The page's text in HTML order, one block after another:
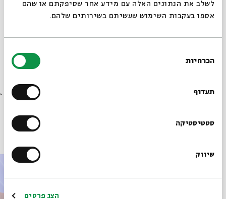
לשלב את הנתונים האלה עם מידע אחר שסיפקתם או שהם
אספו בעקבות השימוש שעשיתם בשירותים שלהם.
הסכמה
הכרחיות
תעדוף
סטטיסטיקה
שיווק
הצג פרטים
מתוך המפגש האם היהדות חיונית לעולם? שהתקיים